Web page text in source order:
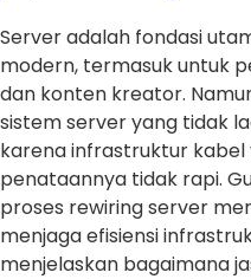
Server adalah fondasi
modern, termasuk untuk
dan konten kreator.
sistem server yang tidak
karena infrastruktur kabel
penataannya tidak rapi.
proses rewiring server
menjaga efisiensi
menjelaskan bagaimana